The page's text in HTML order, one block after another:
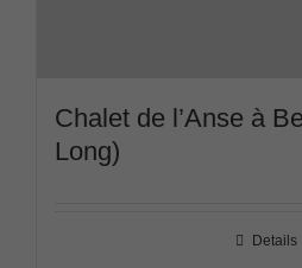
Chalet de l’Anse à
Long)
Details